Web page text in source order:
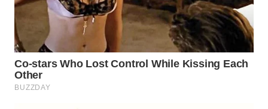
WN
PRIANGAN
TIMUR
WN
SEMARANG